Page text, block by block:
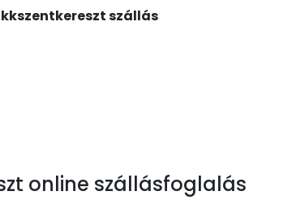
szálláson
szállás